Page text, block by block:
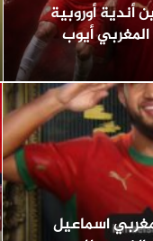
أندية أوروبية
أيوب
اسماعيل